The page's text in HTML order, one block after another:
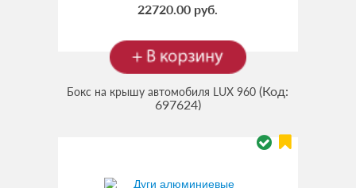
22720.00 руб.
Бокс на крышу автомобиля LUX 960(Код:
697624)